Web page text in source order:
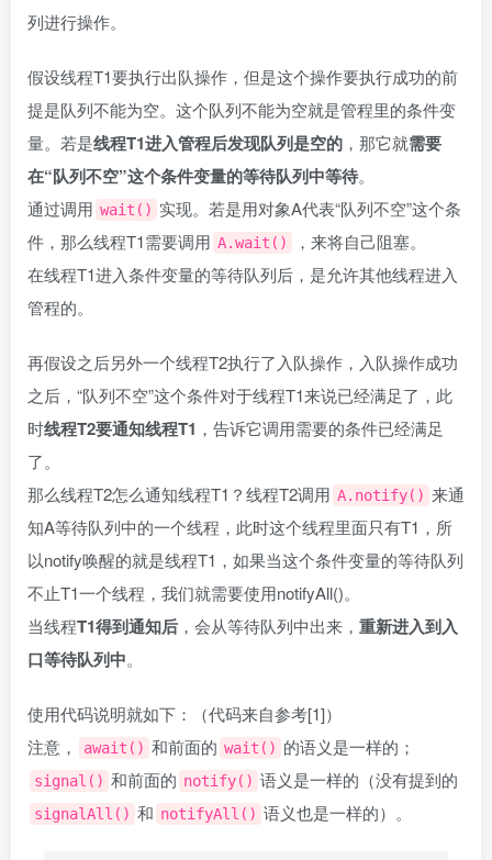
列进行操作。
假设线程T1要执行出队操作，但是这个操作要执行成功的前
提是队列不能为空。这个队列不能为空就是管程里的条件变
量。若是线程T1进入管程后发现队列是空的 ，那它就需要
在“队列不空”这个条件变量的等待队列中等待。
通过调用 wait() 实现。若是用对象A代表“队列不空”这个条
件，那么线程T1需要调用 A.wait()
，来将自己阻塞。
在线程T1进入条件变量的等待队列后，是允许其他线程进入
管程的。
再假设之后另外一个线程T2执行了入队操作，入队操作成功
之后，“队列不空”这个条件对于线程T1来说已经满足了，此
时线程T2要通知线程T1 ，告诉它调用需要的条件已经满足
了。
那么线程T2怎么通知线程T1？线程T2调用 A.notify() 来通
知A等待队列中的一个线程，此时这个线程里面只有T1，所
以notify唤醒的就是线程T1，如果当这个条件变量的等待队列
不止T1一个线程，我们就需要使用notifyAll()。
当线程T1得到通知后 ，会从等待队列中出来， 重新进入到入
口等待队列中。
使用代码说明就如下：（代码来自参考[1]）
注意，
await() 和前面的 wait() 的语义是一样的；
signal() 和前面的 notify() 语义是一样的（没有提到的
signalAll() 和 notifyAll() 语义也是一样的）。